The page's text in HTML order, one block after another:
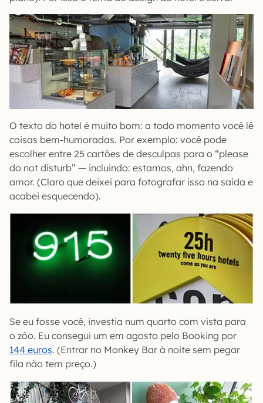
O texto do hotel é muito bom: a todo momento você lê
coisas bem-humoradas. Por exemplo: você pode
escolher entre 25 cartões de desculpas para o “please
do not disturb” — incluindo: estamos, ahn, fazendo
amor. (Claro que deixei para fotografar isso na saída e
acabei esquecendo).
Se eu fosse você, investia num quarto com vista para
o zôo. Eu consegui um em agosto pelo Booking por
144 euros. (Entrar no Monkey Bar à noite sem pegar
fila não tem preço.)